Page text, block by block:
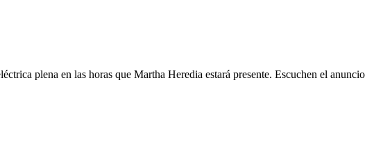
plena en las horas que Martha Heredia estará presente. Escuchen el anuncio